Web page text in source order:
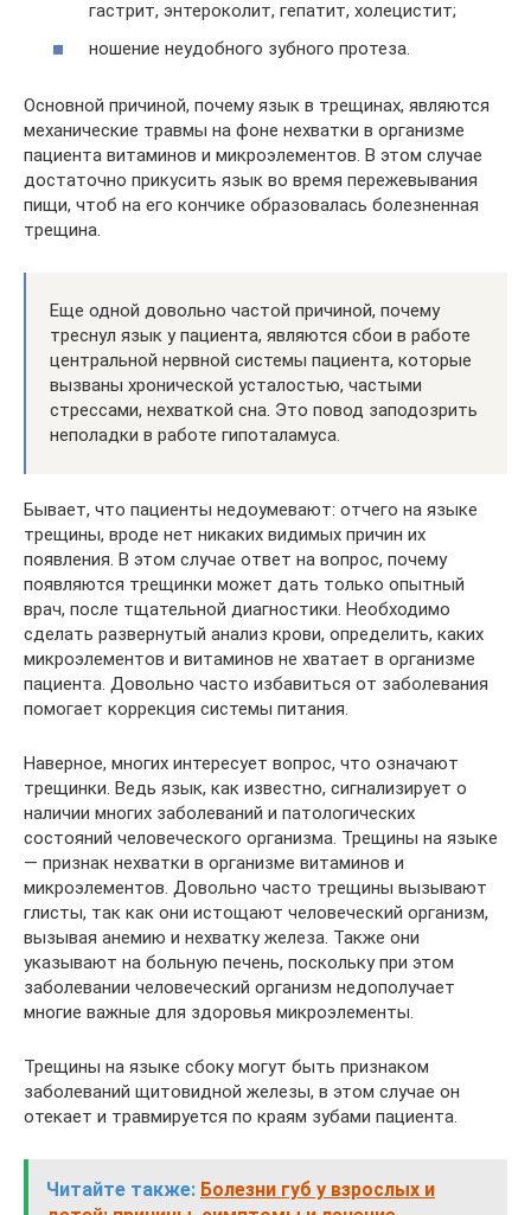
гастрит, энтероколит, гепатит, холецистит;
ношение неудобного зубного протеза.
Основной причиной, почему язык в трещинах, являются
механические травмы на фоне нехватки в организме
пациента витаминов и микроэлементов. В этом случае
достаточно прикусить язык во время пережевывания
пищи, чтоб на его кончике образовалась болезненная
трещина.
Еще одной довольно частой причиной, почему
треснул язык у пациента, являются сбои в работе
центральной нервной системы пациента, которые
вызваны хронической усталостью, частыми
стрессами, нехваткой сна. Это повод заподозрить
неполадки в работе гипоталамуса.
Бывает, что пациенты недоумевают: отчего на языке
трещины, вроде нет никаких видимых причин их
появления. В этом случае ответ на вопрос, почему
появляются трещинки может дать только опытный
врач, после тщательной диагностики. Необходимо
сделать развернутый анализ крови, определить, каких
микроэлементов и витаминов не хватает в организме
пациента. Довольно часто избавиться от заболевания
помогает коррекция системы питания.
Наверное, многих интересует вопрос, что означают
трещинки. Ведь язык, как известно, сигнализирует о
наличии многих заболеваний и патологических
состояний человеческого организма. Трещины на языке
— признак нехватки в организме витаминов и
микроэлементов. Довольно часто трещины вызывают
глисты, так как они истощают человеческий организм,
вызывая анемию и нехватку железа. Также они
указывают на больную печень, поскольку при этом
заболевании человеческий организм недополучает
многие важные для здоровья микроэлементы.
Трещины на языке сбоку могут быть признаком
заболеваний щитовидной железы, в этом случае он
отекает и травмируется по краям зубами пациента.
Читайте также: Болезни губ у взрослых и